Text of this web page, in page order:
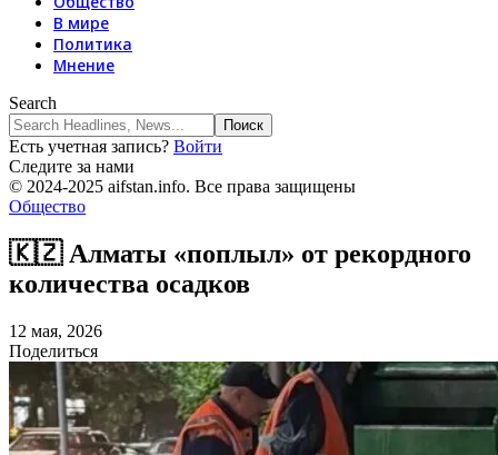
В мире
Политика
Мнение
Search
Есть учетная запись? Войти
Следите за нами
© 2024-2025 aifstan.info. Все права защищены
Общество
🇰🇿 Алматы «поплыл» от рекордного
количества осадков
12 мая, 2026
Поделиться